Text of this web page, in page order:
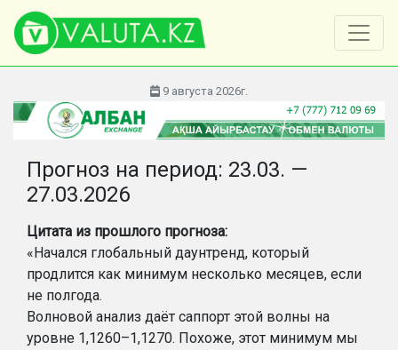
9 августа 2026г.
Прогноз на период: 23.03. —
27.03.2026
Цитата из прошлого прогноза:
«Начался глобальный даунтренд, который
продлится как минимум несколько месяцев, если
не полгода.
Волновой анализ даёт саппорт этой волны на
уровне 1,1260–1,1270. Похоже, этот минимум мы